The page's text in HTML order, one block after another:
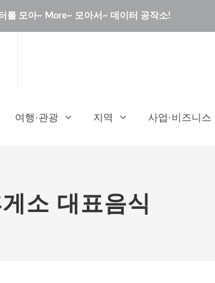
를 모아~ More~ 모아서~ 데이터 공작소!
여행·관광 지역 사업·비즈니스
소 대표음식